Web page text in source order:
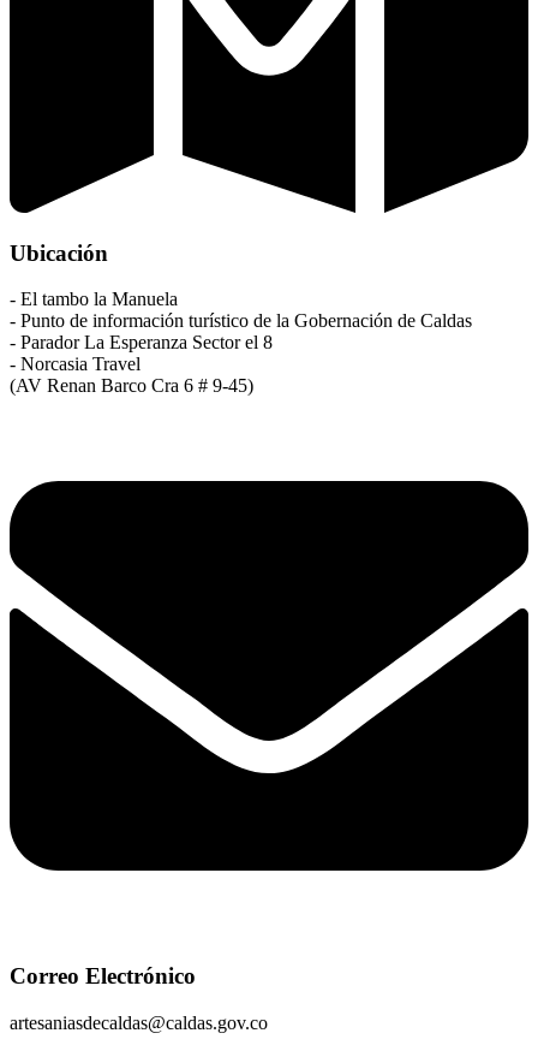
Ubicación
- El tambo la Manuela
- Punto de información turístico de la Gobernación de Caldas
- Parador La Esperanza Sector el 8
- Norcasia Travel
(AV Renan Barco Cra 6 # 9-45)
Correo Electrónico
artesaniasdecaldas@caldas.gov.co